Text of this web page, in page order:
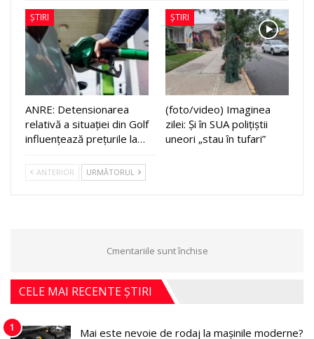
ȘTIRI
ANRE: Detensionarea
relativă a situației din Golf
influențează prețurile la…
ȘTIRI
(foto/video) Imaginea
zilei: Și în SUA polițiștii
uneori „stau în tufari”
ANTERIOR URMĂTORUL
Cmentariile sunt închise
CELE MAI RECENTE ȘTIRI
1 Mai este nevoie de rodaj la mașinile moderne?